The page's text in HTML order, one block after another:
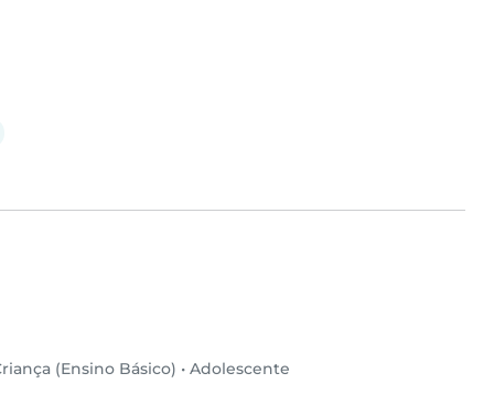
(Ensino Básico) • Adolescente